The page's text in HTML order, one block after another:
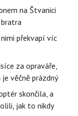
na Štvanici
překvapí víc
za opraváře,
věčně prázdný
skončila, a
jak to nikdy